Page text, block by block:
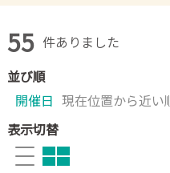
55 件ありました
並び順
開催日 現在位置から近い
表示切替